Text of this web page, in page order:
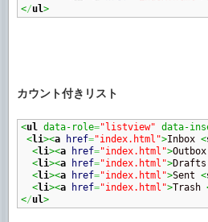
</ul>
カウント付きリスト
<ul data-role="listview" data-
<li><a href="index.html">Inbox <
<li><a href="index.html">Outbox
<li><a href="index.html">Drafts
<li><a href="index.html">Sent <
<li><a href="index.html">Trash
</ul>